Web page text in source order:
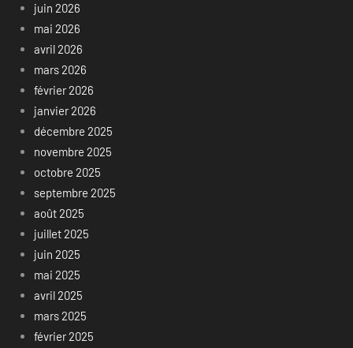
juin 2026
mai 2026
avril 2026
mars 2026
février 2026
janvier 2026
décembre 2025
novembre 2025
octobre 2025
septembre 2025
août 2025
juillet 2025
juin 2025
mai 2025
avril 2025
mars 2025
février 2025